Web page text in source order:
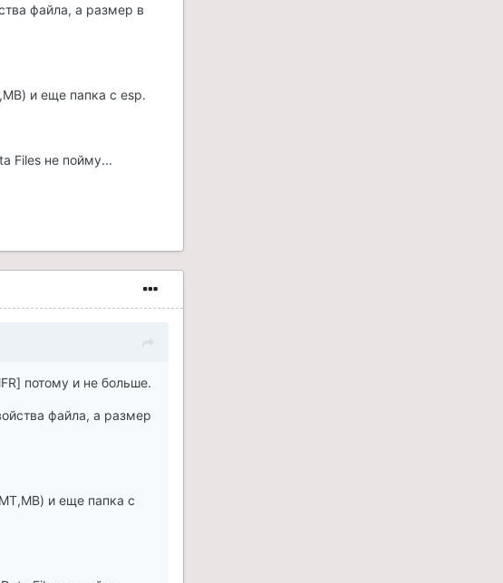
файла, а размер в
и еще папка с esp.
Files не пойму...
потому и не больше.
файла, а размер
и еще папка с